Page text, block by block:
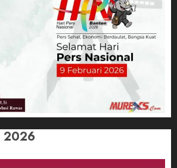
2026